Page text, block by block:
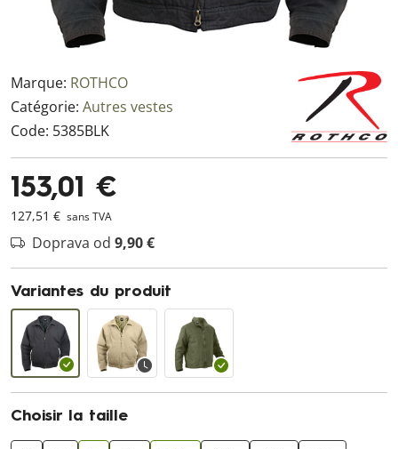
Marque: ROTHCO
Catégorie: Autres vestes
Code: 5385BLK
153,01 €
127,51 € sans TVA
Doprava od 9,90 €
Variantes du produit
Choisir la taille